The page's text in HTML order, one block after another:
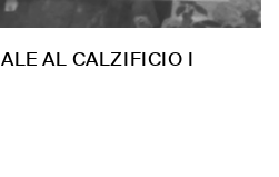
AL CALZIFICIO I